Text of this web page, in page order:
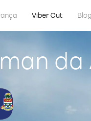
Viber Out Blog